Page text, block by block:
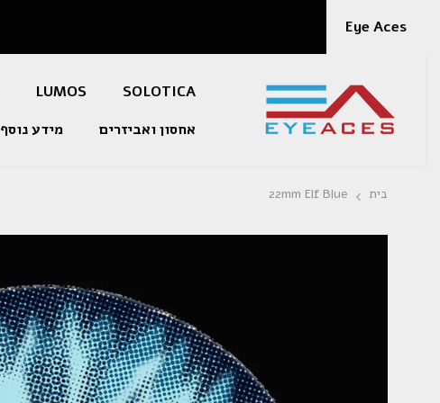
Eye Aces
SOLOTICA
LUMOS
אחסון ואביזרים
מידע נוסף
בית 22mm Elf Blue